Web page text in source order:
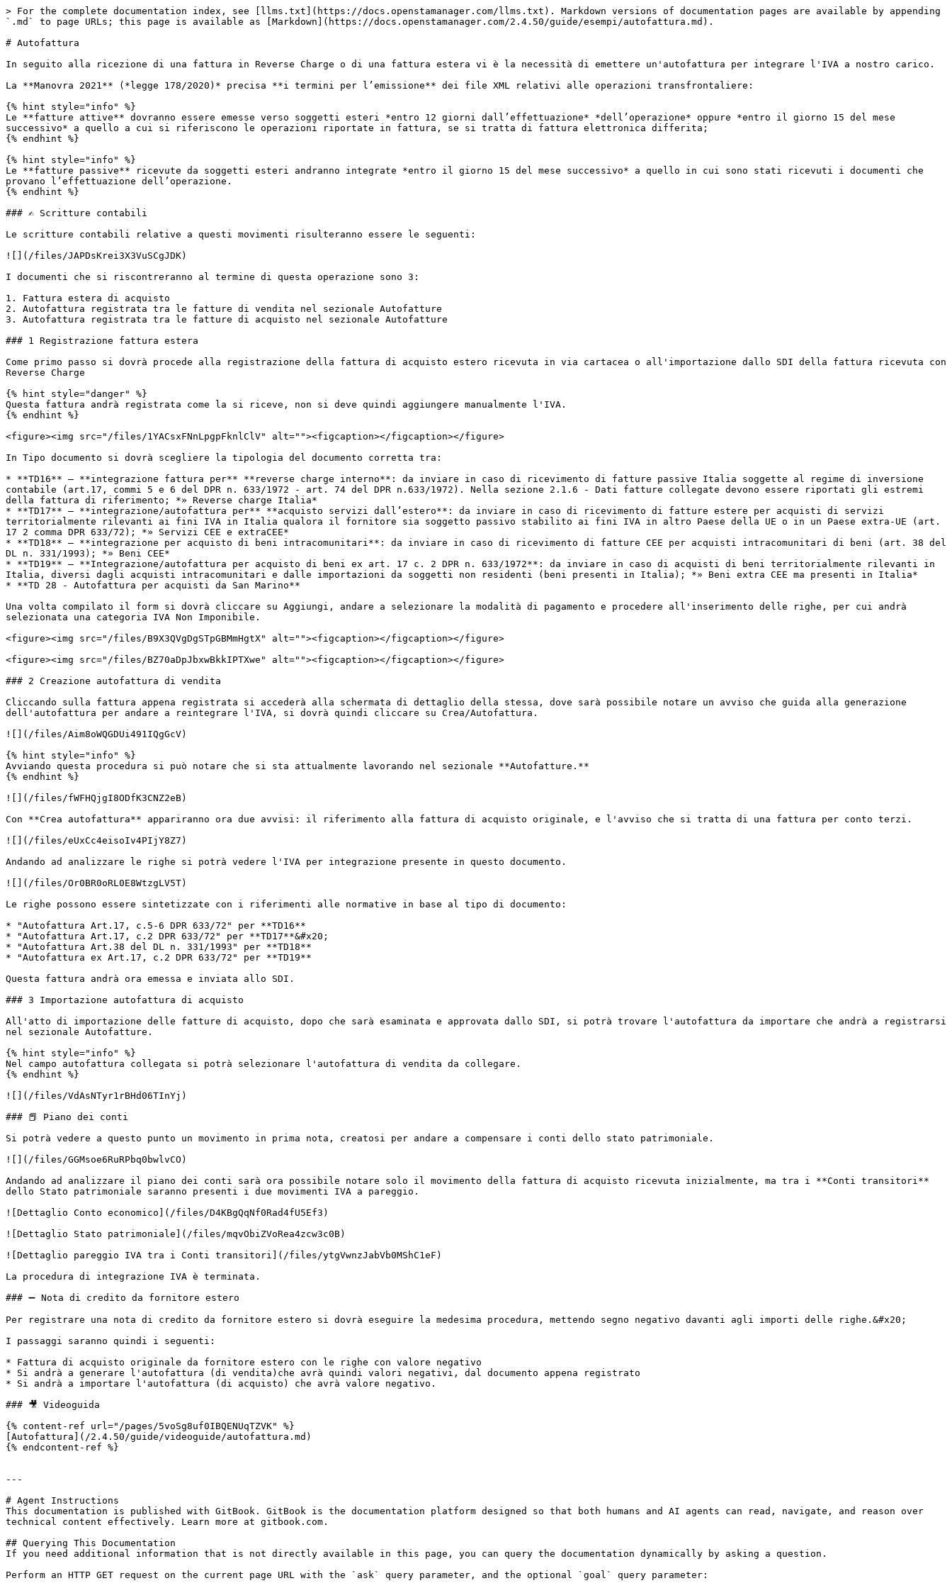
> For the complete documentation index, see [llms.txt](https://docs.openstamanager.com/llms.txt). Markdown versions of documentation pages are available by appending
`.md` to page URLs; this page is available as [Markdown](https://docs.openstamanager.com/2.4.50/guide/esempi/autofattura.md).
# Autofattura
In seguito alla ricezione di una fattura in Reverse Charge o di una fattura estera vi è la necessità di emettere un'autofattura per integrare l'IVA a nostro carico.
La **Manovra 2021** (*legge 178/2020)* precisa **i termini per l’emissione** dei file XML relativi alle operazioni transfrontaliere:
{% hint style="info" %}
Le **fatture attive** dovranno essere emesse verso soggetti esteri *entro 12 giorni dall’effettuazione* *dell’operazione* oppure *entro il giorno 15 del mese
successivo* a quello a cui si riferiscono le operazioni riportate in fattura, se si tratta di fattura elettronica differita;
{% endhint %}
{% hint style="info" %}
Le **fatture passive** ricevute da soggetti esteri andranno integrate *entro il giorno 15 del mese successivo* a quello in cui sono stati ricevuti i documenti che
provano l’effettuazione dell’operazione.
{% endhint %}
### ✍️ Scritture contabili
Le scritture contabili relative a questi movimenti risulteranno essere le seguenti:
![](/files/JAPDsKrei3X3VuSCgJDK)
I documenti che si riscontreranno al termine di questa operazione sono 3:
1. Fattura estera di acquisto
2. Autofattura registrata tra le fatture di vendita nel sezionale Autofatture
3. Autofattura registrata tra le fatture di acquisto nel sezionale Autofatture
### 1️ Registrazione fattura estera
Come primo passo si dovrà procede alla registrazione della fattura di acquisto estero ricevuta in via cartacea o all'importazione dallo SDI della fattura ricevuta con
Reverse Charge
{% hint style="danger" %}
Questa fattura andrà registrata come la si riceve, non si deve quindi aggiungere manualmente l'IVA.
{% endhint %}
<figure><img src="/files/1YACsxFNnLpgpFknlClV" alt=""><figcaption></figcaption></figure>
In Tipo documento si dovrà scegliere la tipologia del documento corretta tra:
* **TD16** – **integrazione fattura per** **reverse charge interno**: da inviare in caso di ricevimento di fatture passive Italia soggette al regime di inversione
contabile (art.17, commi 5 e 6 del DPR n. 633/1972 - art. 74 del DPR n.633/1972). Nella sezione 2.1.6 - Dati fatture collegate devono essere riportati gli estremi
della fattura di riferimento; *» Reverse charge Italia*
* **TD17** – **integrazione/autofattura per** **acquisto servizi dall’estero**: da inviare in caso di ricevimento di fatture estere per acquisti di servizi
territorialmente rilevanti ai fini IVA in Italia qualora il fornitore sia soggetto passivo stabilito ai fini IVA in altro Paese della UE o in un Paese extra-UE (art.
17 2 comma DPR 633/72); *» Servizi CEE e extraCEE*
* **TD18** – **integrazione per acquisto di beni intracomunitari**: da inviare in caso di ricevimento di fatture CEE per acquisti intracomunitari di beni (art. 38 del
DL n. 331/1993); *» Beni CEE*
* **TD19** – **Integrazione/autofattura per acquisto di beni ex art. 17 c. 2 DPR n. 633/1972**: da inviare in caso di acquisti di beni territorialmente rilevanti in
Italia, diversi dagli acquisti intracomunitari e dalle importazioni da soggetti non residenti (beni presenti in Italia); *» Beni extra CEE ma presenti in Italia*
* **TD 28 - Autofattura per acquisti da San Marino**
Una volta compilato il form si dovrà cliccare su Aggiungi, andare a selezionare la modalità di pagamento e procedere all'inserimento delle righe, per cui andrà
selezionata una categoria IVA Non Imponibile.
<figure><img src="/files/B9X3QVgDgSTpGBMmHgtX" alt=""><figcaption></figcaption></figure>
<figure><img src="/files/BZ70aDpJbxwBkkIPTXwe" alt=""><figcaption></figcaption></figure>
### 2️ Creazione autofattura di vendita
Cliccando sulla fattura appena registrata si accederà alla schermata di dettaglio della stessa, dove sarà possibile notare un avviso che guida alla generazione
dell'autofattura per andare a reintegrare l'IVA, si dovrà quindi cliccare su Crea/Autofattura.
![](/files/Aim8oWQGDUi491IQgGcV)
{% hint style="info" %}
Avviando questa procedura si può notare che si sta attualmente lavorando nel sezionale **Autofatture.**
{% endhint %}
![](/files/fWFHQjgI8ODfK3CNZ2eB)
Con **Crea autofattura** appariranno ora due avvisi: il riferimento alla fattura di acquisto originale, e l'avviso che si tratta di una fattura per conto terzi.
![](/files/eUxCc4eisoIv4PIjY8Z7)
Andando ad analizzare le righe si potrà vedere l'IVA per integrazione presente in questo documento.
![](/files/Or0BR0oRL0E8WtzgLV5T)
Le righe possono essere sintetizzate con i riferimenti alle normative in base al tipo di documento:
* "Autofattura Art.17, c.5-6 DPR 633/72" per **TD16**
* "Autofattura Art.17, c.2 DPR 633/72" per **TD17**&#x20;
* "Autofattura Art.38 del DL n. 331/1993" per **TD18**
* "Autofattura ex Art.17, c.2 DPR 633/72" per **TD19**
Questa fattura andrà ora emessa e inviata allo SDI.
### 3️ Importazione autofattura di acquisto
All'atto di importazione delle fatture di acquisto, dopo che sarà esaminata e approvata dallo SDI, si potrà trovare l'autofattura da importare che andrà a registrarsi
nel sezionale Autofatture.
{% hint style="info" %}
Nel campo autofattura collegata si potrà selezionare l'autofattura di vendita da collegare.
{% endhint %}
![](/files/VdAsNTyr1rBHd06TInYj)
### 📕 Piano dei conti
Si potrà vedere a questo punto un movimento in prima nota, creatosi per andare a compensare i conti dello stato patrimoniale.
![](/files/GGMsoe6RuRPbq0bwlvCO)
Andando ad analizzare il piano dei conti sarà ora possibile notare solo il movimento della fattura di acquisto ricevuta inizialmente, ma tra i **Conti transitori**
dello Stato patrimoniale saranno presenti i due movimenti IVA a pareggio.
![Dettaglio Conto economico](/files/D4KBgQqNf0Rad4fU5Ef3)
![Dettaglio Stato patrimoniale](/files/mqvObiZVoRea4zcw3c0B)
![Dettaglio pareggio IVA tra i Conti transitori](/files/ytgVwnzJabVb0MShC1eF)
La procedura di integrazione IVA è terminata.
### ➖ Nota di credito da fornitore estero
Per registrare una nota di credito da fornitore estero si dovrà eseguire la medesima procedura, mettendo segno negativo davanti agli importi delle righe.&#x20;
I passaggi saranno quindi i seguenti:
* Fattura di acquisto originale da fornitore estero con le righe con valore negativo
* Si andrà a generare l'autofattura (di vendita)che avrà quindi valori negativi, dal documento appena registrato
* Si andrà a importare l'autofattura (di acquisto) che avrà valore negativo.
### 🎥 Videoguida
{% content-ref url="/pages/5voSg8uf0IBQENUqTZVK" %}
[Autofattura](/2.4.50/guide/videoguide/autofattura.md)
{% endcontent-ref %}
---
# Agent Instructions
This documentation is published with GitBook. GitBook is the documentation platform designed so that both humans and AI agents can read, navigate, and reason over
technical content effectively. Learn more at gitbook.com.
## Querying This Documentation
If you need additional information that is not directly available in this page, you can query the documentation dynamically by asking a question.
Perform an HTTP GET request on the current page URL with the `ask` query parameter, and the optional `goal` query parameter: